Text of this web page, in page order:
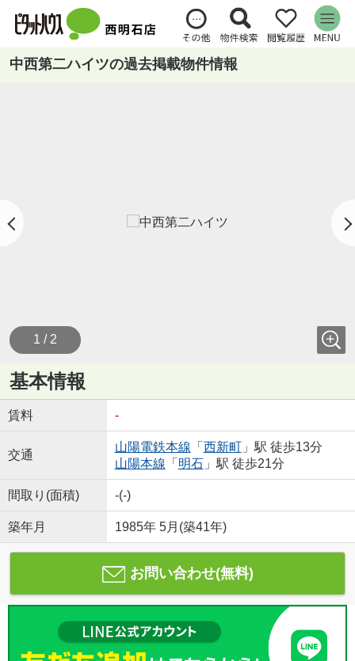
中西第二ハイツの過去掲載物件情報
1 / 2
基本情報
賃料 -
交通
山陽電鉄本線 「 西新町」駅 徒歩13分
山陽本線 「 明石」駅 徒歩21分
間取り(面積) -(-)
築年月 1985年 5月(築41年)
お問い合わせ(無料)